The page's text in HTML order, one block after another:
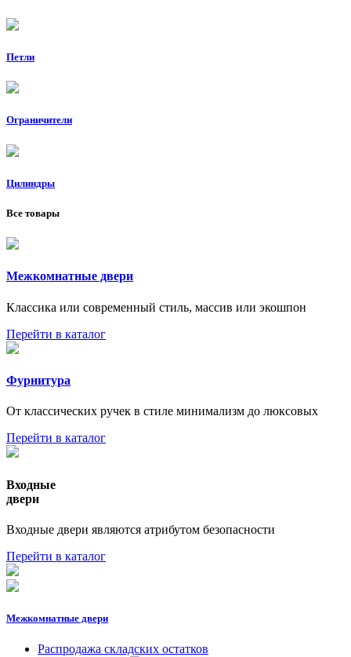
Петли
Ограничители
Цилиндры
Все товары
Межкомнатные двери
Классика или современный стиль, массив или экошпон
Перейти в каталог
Фурнитура
От классических ручек в стиле минимализм до люксовых
Перейти в каталог
Входные
двери
Входные двери являются атрибутом безопасности
Перейти в каталог
Межкомнатные двери
Распродажа складских остатков